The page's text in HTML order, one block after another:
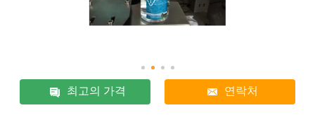
최고의 가격 연락처